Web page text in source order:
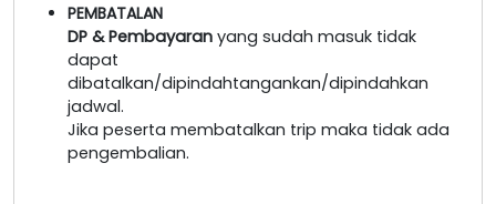
PEMBATALAN
DP & Pembayaran yang sudah masuk tidak
dapat
dibatalkan/dipindahtangankan/dipindahkan
jadwal.
Jika peserta membatalkan trip maka tidak ada
pengembalian.